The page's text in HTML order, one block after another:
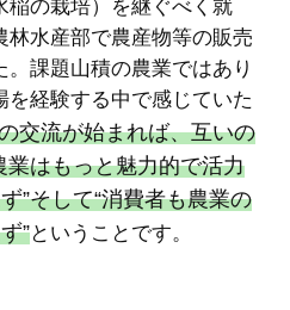
稲の栽培）を継ぐべく就
林水産部で農産物等の販売
課題山積の農業ではあり
を経験する中で感じていた
交流が始まれば、互いの
業はもっと魅力的で活力
”そして“消費者も農業の
”ということです。